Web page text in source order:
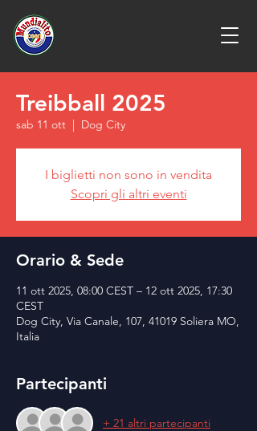
Treibball 2025
sab 11 ott
  |
Dog City
I biglietti non sono in vendita
Scopri gli altri eventi
Orario & Sede
11 ott 2025, 08:00 CEST – 12 ott 2025, 17:30
CEST
Dog City, Via Canale, 107, 41019 Soliera MO,
Italia
Partecipanti
+ 21 altri partecipanti